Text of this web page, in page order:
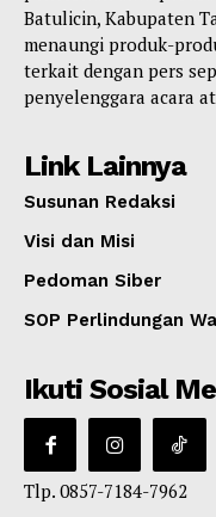
Batulicin, Kabupaten
menaungi produk-
terkait dengan pers
penyelenggara acara
Link Lainnya
Susunan Redaksi
Visi dan Misi
Pedoman Siber
SOP Perlindungan
Ikuti Sosial
Tlp. 0857-7184-7962